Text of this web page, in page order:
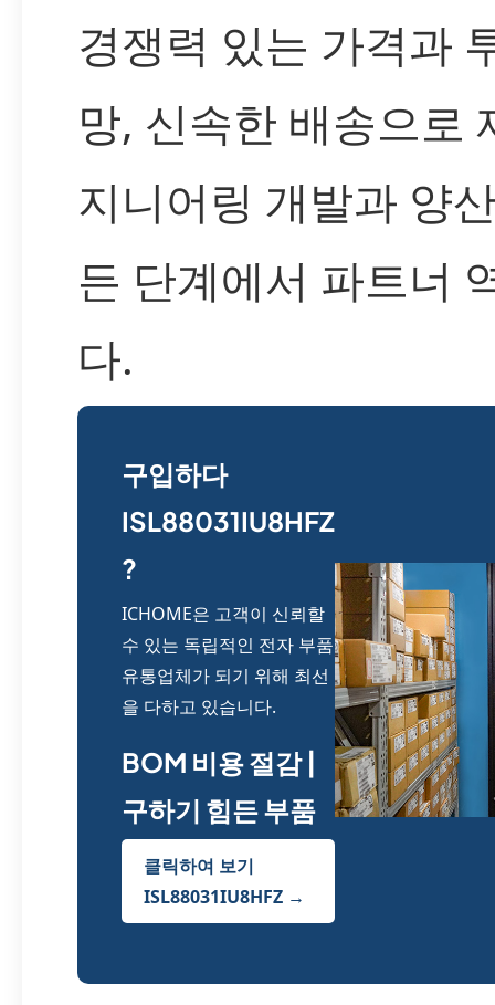
경쟁력 있는 가격과
망, 신속한 배송으로
지니어링 개발과 양
든 단계에서 파트너
다.
구입하다
ISL88031IU8HFZ
?
ICHOME은 고객이 신뢰할
수 있는 독립적인 전자 부품
유통업체가 되기 위해 최선
을 다하고 있습니다.
BOM 비용 절감 |
구하기 힘든 부품
클릭하여 보기
ISL88031IU8HFZ →